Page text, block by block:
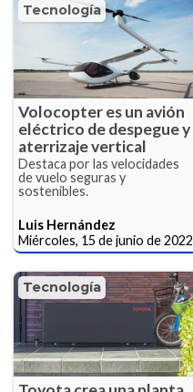
Tecnología
Volocopter es un avión
eléctrico de despegue y
aterrizaje vertical
Destaca por las velocidades
de vuelo seguras y
sostenibles.
Luis Hernández
Miércoles, 15 de junio de 2022
Tecnología